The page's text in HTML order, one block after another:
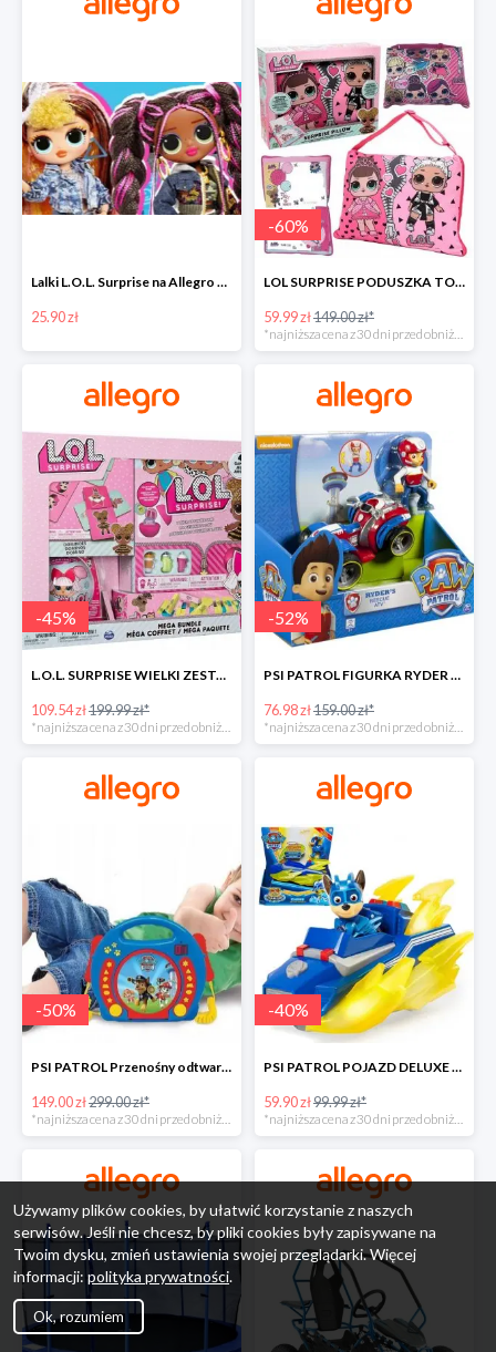
Lalki L.O.L. Surprise na Allegro w super cenach od 25,90 zł
25.90 zł
-60%
LOL SURPRISE PODUSZKA TOREBKA SEKRETNY SCHOWEK MP3 -59%
59.99 zł149.00 zł*
*najniższa cena z 30 dni przed obniżką
-45%
L.O.L. SURPRISE WIELKI ZESTAW NIESPODZIANKA 4 GRY -45%
109.54 zł199.99 zł*
-52%
PSI PATROL FIGURKA RYDER + QUAD POJAZD RATUNKOWY -51%
76.98 zł159.00 zł*
-50%
PSI PATROL Przenośny odtwarzacz CD Karaoke PAW -50%
149.00 zł299.00 zł*
*najniższa cena z 30 dni przed obniżką
-40%
PSI PATROL POJAZD DELUXE FIGURKA CHASE MIGHTY PUPS -40%
59.90 zł99.99 zł*
*najniższa cena z 30 dni przed obniżką
Używamy plików cookies, by ułatwić korzystanie z naszych
serwisów. Jeśli nie chcesz, by pliki cookies były zapisywane na
Twoim dysku, zmień ustawienia swojej przeglądarki. Więcej
informacji: polityka prywatności.
Ok, rozumiem